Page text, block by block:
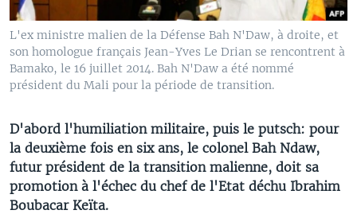
L'ex ministre malien de la Défense Bah N'Daw, à droite, et
son homologue français Jean-Yves Le Drian se rencontrent à
Bamako, le 16 juillet 2014. Bah N'Daw a été nommé
président du Mali pour la période de transition.
D'abord l'humiliation militaire, puis le putsch: pour
la deuxième fois en six ans, le colonel Bah Ndaw,
futur président de la transition malienne, doit sa
promotion à l'échec du chef de l'Etat déchu Ibrahim
Boubacar Keïta.